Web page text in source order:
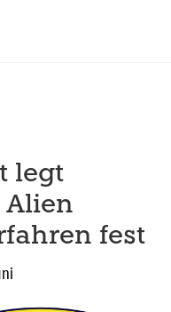
legt
Alien
fest